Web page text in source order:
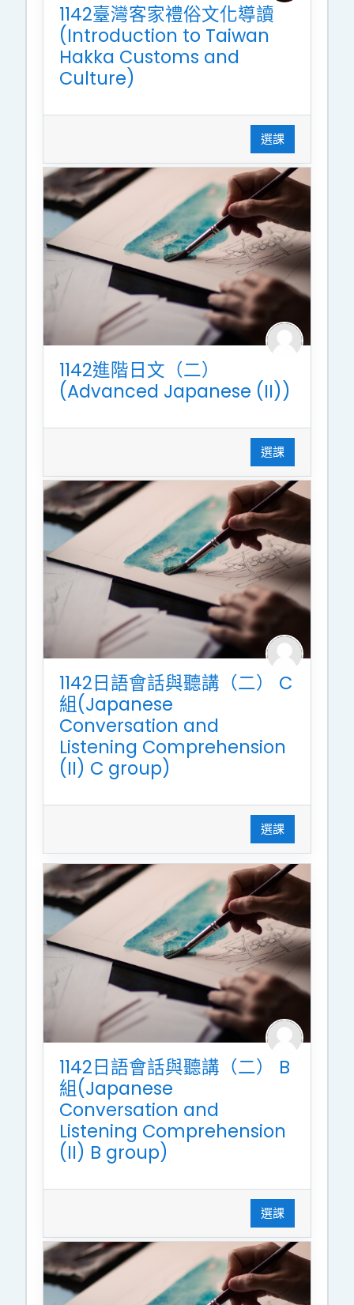
1142臺灣客家禮俗文化導讀
(Introduction to Taiwan
Hakka Customs and
Culture)
選課
1142進階日文（二）
(Advanced Japanese (II))
選課
1142日語會話與聽講（二） C
組(Japanese
Conversation and
Listening Comprehension
(II) C group)
選課
1142日語會話與聽講（二） B
組(Japanese
Conversation and
Listening Comprehension
(II) B group)
選課